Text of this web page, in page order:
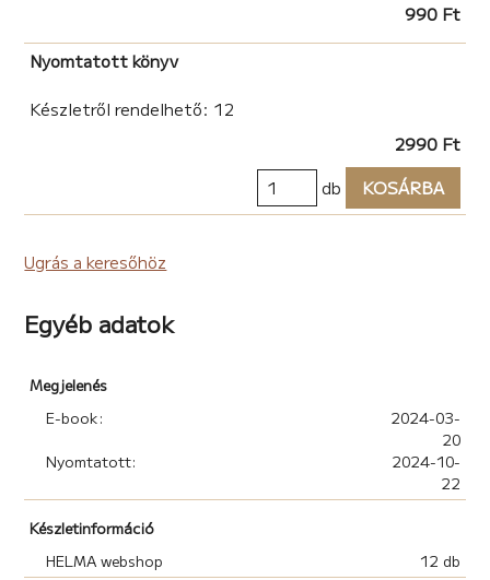
990 Ft
Nyomtatott könyv
Készletről rendelhető: 12
2990 Ft
db
KOSÁRBA
Ugrás a keresőhöz
Egyéb adatok
Megjelenés
E-book:
2024-03-
20
Nyomtatott:
2024-10-
22
Készletinformáció
HELMA webshop
12 db